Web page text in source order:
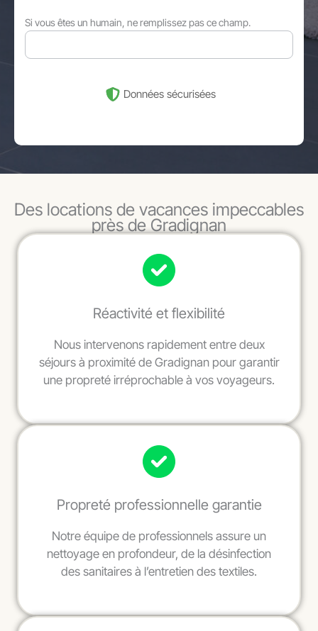
Si vous êtes un humain, ne remplissez pas ce champ.
Données sécurisées
Des locations de vacances impeccables
près de Gradignan
Réactivité et flexibilité
Nous intervenons rapidement entre deux
séjours à proximité de Gradignan pour garantir
une propreté irréprochable à vos voyageurs.
Propreté professionnelle garantie
Notre équipe de professionnels assure un
nettoyage en profondeur, de la désinfection
des sanitaires à l’entretien des textiles.